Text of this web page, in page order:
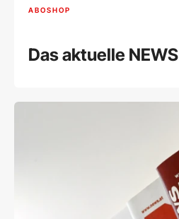
ABOSHOP
Das aktuelle NEWS